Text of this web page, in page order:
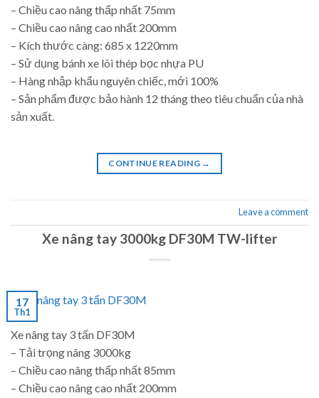
– Chiều cao nâng thấp nhất 75mm
– Chiều cao nâng cao nhất 200mm
– Kích thước càng: 685 x 1220mm
– Sử dụng bánh xe lõi thép bọc nhựa PU
– Hàng nhập khẩu nguyên chiếc, mới 100%
– Sản phẩm được bảo hành 12 tháng theo tiêu chuẩn của nhà
sản xuất.
CONTINUE READING →
Leave a comment
Xe nâng tay 3000kg DF30M TW-lifter
17
Th1
Xe nâng tay 3 tấn DF30M
– Tải trọng nâng 3000kg
– Chiều cao nâng thấp nhất 85mm
– Chiều cao nâng cao nhất 200mm